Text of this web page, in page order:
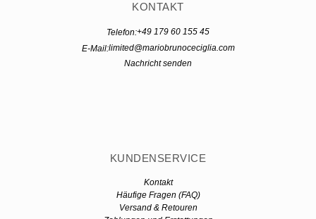
KONTAKT
Telefon:+49 179 60 155 45
E-Mail:limited@mariobrunoceciglia.com
Nachricht senden
KUNDENSERVICE
Kontakt
Häufige Fragen (FAQ)
Versand & Retouren